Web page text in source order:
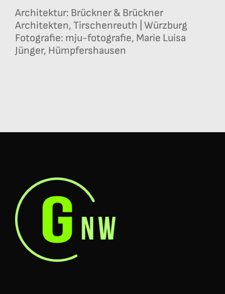
Architektur: Brückner & Brückner
Architekten, Tirschenreuth | Würzburg
Fotografie: mju-fotografie, Marie Luisa
Jünger, Hümpfershausen